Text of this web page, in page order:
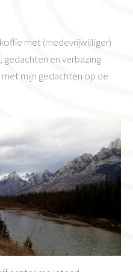
met (medevrijwilliger)
gedachten en verbazing
mijn gedachten op de